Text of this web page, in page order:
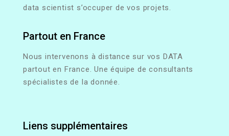
data scientist s’occuper de vos projets.
Partout en France
Nous intervenons à distance sur vos DATA
partout en France. Une équipe de consultants
spécialistes de la donnée.
Liens supplémentaires